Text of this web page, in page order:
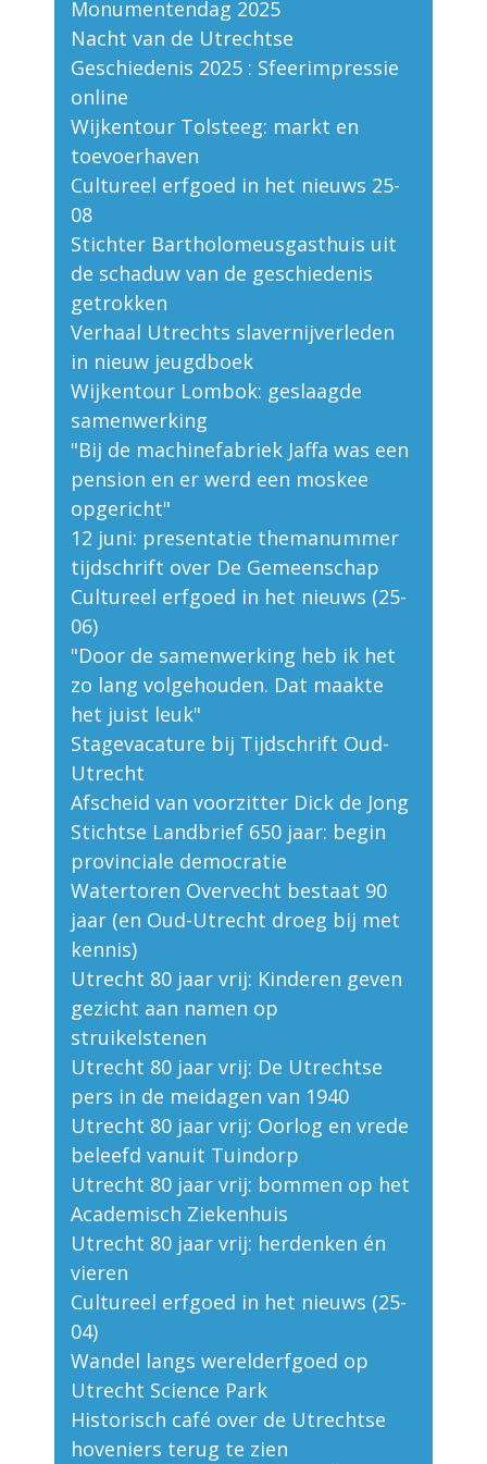
Monumentendag 2025
Nacht van de Utrechtse
Geschiedenis 2025 : Sfeerimpressie
online
Wijkentour Tolsteeg: markt en
toevoerhaven
Cultureel erfgoed in het nieuws 25-
08
Stichter Bartholomeusgasthuis uit
de schaduw van de geschiedenis
getrokken
Verhaal Utrechts slavernijverleden
in nieuw jeugdboek
Wijkentour Lombok: geslaagde
samenwerking
"Bij de machinefabriek Jaffa was een
pension en er werd een moskee
opgericht"
12 juni: presentatie themanummer
tijdschrift over De Gemeenschap
Cultureel erfgoed in het nieuws (25-
06)
"Door de samenwerking heb ik het
zo lang volgehouden. Dat maakte
het juist leuk"
Stagevacature bij Tijdschrift Oud-
Utrecht
Afscheid van voorzitter Dick de Jong
Stichtse Landbrief 650 jaar: begin
provinciale democratie
Watertoren Overvecht bestaat 90
jaar (en Oud-Utrecht droeg bij met
kennis)
Utrecht 80 jaar vrij: Kinderen geven
gezicht aan namen op
struikelstenen
Utrecht 80 jaar vrij: De Utrechtse
pers in de meidagen van 1940
Utrecht 80 jaar vrij: Oorlog en vrede
beleefd vanuit Tuindorp
Utrecht 80 jaar vrij: bommen op het
Academisch Ziekenhuis
Utrecht 80 jaar vrij: herdenken én
vieren
Cultureel erfgoed in het nieuws (25-
04)
Wandel langs werelderfgoed op
Utrecht Science Park
Historisch café over de Utrechtse
hoveniers terug te zien